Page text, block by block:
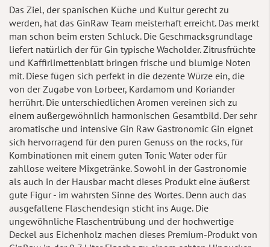
Das Ziel, der spanischen Küche und Kultur gerecht zu
werden, hat das GinRaw Team meisterhaft erreicht. Das merkt
man schon beim ersten Schluck. Die Geschmacksgrundlage
liefert natürlich der für Gin typische Wacholder. Zitrusfrüchte
und Kaffirlimettenblatt bringen frische und blumige Noten
mit. Diese fügen sich perfekt in die dezente Würze ein, die
von der Zugabe von Lorbeer, Kardamom und Koriander
herrührt. Die unterschiedlichen Aromen vereinen sich zu
einem außergewöhnlich harmonischen Gesamtbild. Der sehr
aromatische und intensive Gin Raw Gastronomic Gin eignet
sich hervorragend für den puren Genuss on the rocks, für
Kombinationen mit einem guten Tonic Water oder für
zahllose weitere Mixgetränke. Sowohl in der Gastronomie
als auch in der Hausbar macht dieses Produkt eine äußerst
gute Figur - im wahrsten Sinne des Wortes. Denn auch das
ausgefallene Flaschendesign sticht ins Auge. Die
ungewöhnliche Flaschentrübung und der hochwertige
Deckel aus Eichenholz machen dieses Premium-Produkt von